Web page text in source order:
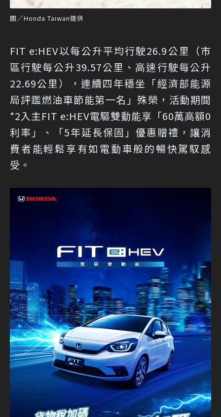
圖／Honda Taiwan提供
FIT e:HEV以每公升平均行駛26.9公里（市
區行駛每公升39.57公里、高速行駛每公升
22.69公里），連續四年穩坐「經濟部能源
局評鑑燃油車節能第一名」殊榮，活動期間
*2入主FIT e:HEV電驅雙動能享「60萬高額0
利率」、「5年延長保固」優惠贈禮，讓消
費者能輕鬆享有如電動車般的暢快駕馭感
受。